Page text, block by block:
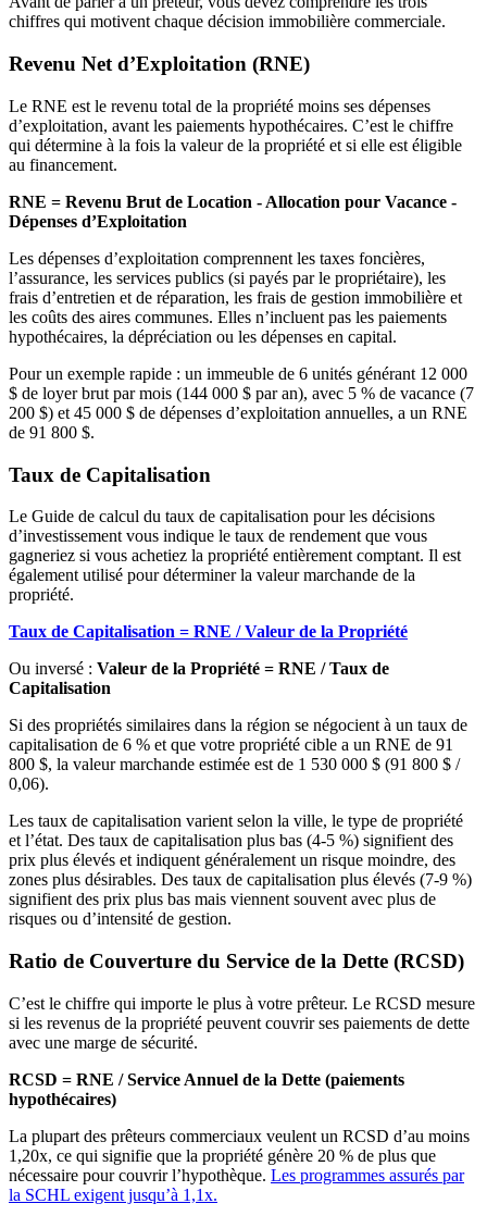
chiffres qui motivent chaque décision immobilière commerciale.
Revenu Net d’Exploitation (RNE)
Le RNE est le revenu total de la propriété moins ses dépenses
d’exploitation, avant les paiements hypothécaires. C’est le chiffre
qui détermine à la fois la valeur de la propriété et si elle est éligible
au financement.
RNE = Revenu Brut de Location - Allocation pour Vacance -
Dépenses d’Exploitation
Les dépenses d’exploitation comprennent les taxes foncières,
l’assurance, les services publics (si payés par le propriétaire), les
frais d’entretien et de réparation, les frais de gestion immobilière et
les coûts des aires communes. Elles n’incluent pas les paiements
hypothécaires, la dépréciation ou les dépenses en capital.
Pour un exemple rapide : un immeuble de 6 unités générant 12 000
$ de loyer brut par mois (144 000 $ par an), avec 5 % de vacance (7
200 $) et 45 000 $ de dépenses d’exploitation annuelles, a un RNE
de 91 800 $.
Taux de Capitalisation
Le Guide de calcul du taux de capitalisation pour les décisions
d’investissement vous indique le taux de rendement que vous
gagneriez si vous achetiez la propriété entièrement comptant. Il est
également utilisé pour déterminer la valeur marchande de la
propriété.
Taux de Capitalisation = RNE / Valeur de la Propriété
Ou inversé : Valeur de la Propriété = RNE / Taux de
Capitalisation
Si des propriétés similaires dans la région se négocient à un taux de
capitalisation de 6 % et que votre propriété cible a un RNE de 91
800 $, la valeur marchande estimée est de 1 530 000 $ (91 800 $ /
0,06).
Les taux de capitalisation varient selon la ville, le type de propriété
et l’état. Des taux de capitalisation plus bas (4-5 %) signifient des
prix plus élevés et indiquent généralement un risque moindre, des
zones plus désirables. Des taux de capitalisation plus élevés (7-9 %)
signifient des prix plus bas mais viennent souvent avec plus de
risques ou d’intensité de gestion.
Ratio de Couverture du Service de la Dette (RCSD)
C’est le chiffre qui importe le plus à votre prêteur. Le RCSD mesure
si les revenus de la propriété peuvent couvrir ses paiements de dette
avec une marge de sécurité.
RCSD = RNE / Service Annuel de la Dette (paiements
hypothécaires)
La plupart des prêteurs commerciaux veulent un RCSD d’au moins
1,20x, ce qui signifie que la propriété génère 20 % de plus que
nécessaire pour couvrir l’hypothèque. Les programmes assurés par
la SCHL exigent jusqu’à 1,1x.